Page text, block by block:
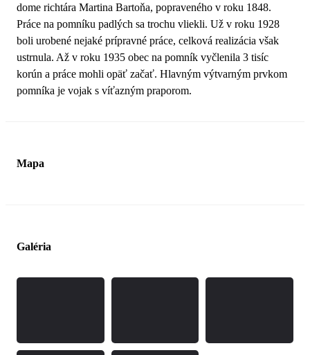
dome richtára Martina Bartoňa, popraveného v roku 1848.
Práce na pomníku padlých sa trochu vliekli. Už v roku 1928
boli urobené nejaké prípravné práce, celková realizácia však
ustrnula. Až v roku 1935 obec na pomník vyčlenila 3 tisíc
korún a práce mohli opäť začať. Hlavným výtvarným prvkom
pomníka je vojak s víťazným praporom.
Mapa
Galéria